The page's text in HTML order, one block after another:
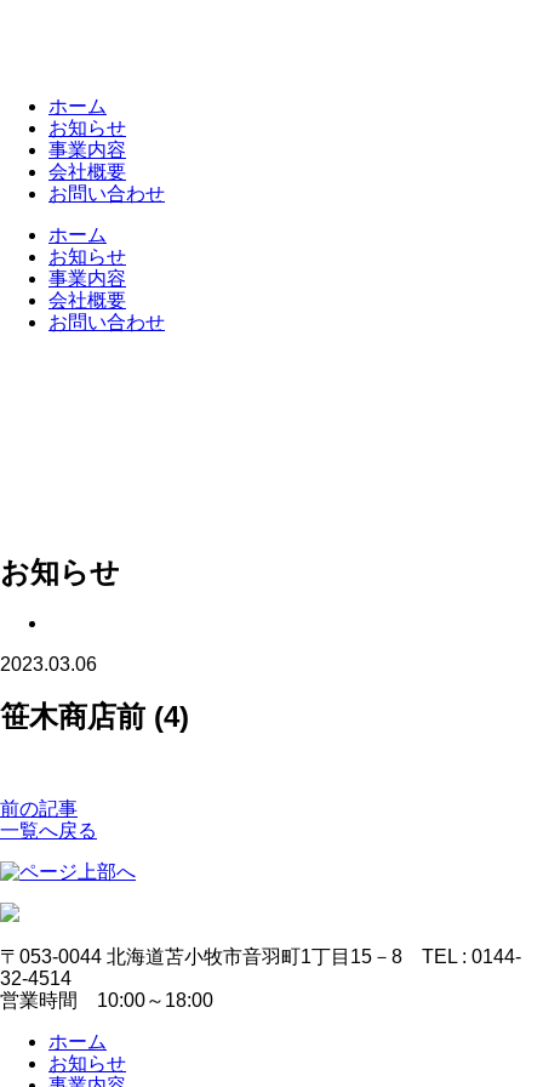
ホーム
お知らせ
事業内容
会社概要
お問い合わせ
ホーム
お知らせ
事業内容
会社概要
お問い合わせ
お知らせ
2023.03.06
笹木商店前 (4)
前の記事
一覧へ戻る
〒053-0044 北海道苫小牧市音羽町1丁目15－8 TEL : 0144-
32-4514
営業時間 10:00～18:00
ホーム
お知らせ